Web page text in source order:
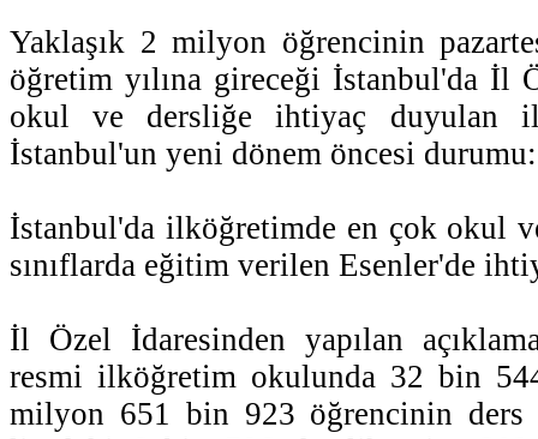
Yaklaşık 2 milyon öğrencinin
öğretim yılına gireceği İstanbul'da İl
okul ve dersliğe ihtiyaç duyulan
İstanbul'un yeni dönem öncesi durumu:
İstanbul'da ilköğretimde en çok okul
sınıflarda eğitim verilen Esenler'de
İl Özel İdaresinden yapılan
resmi ilköğretim okulunda 32 bin
milyon 651 bin 923 öğrencinin ders